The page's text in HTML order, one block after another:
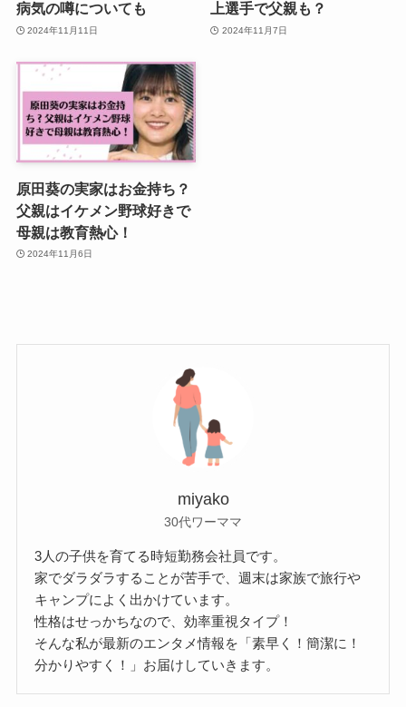
病気の噂についても
2024年11月11日
上選手で父親も？
2024年11月7日
原田葵の実家はお金持ち？
父親はイケメン野球好きで
母親は教育熱心！
2024年11月6日
miyako
30代ワーママ
3人の子供を育てる時短勤務会社員です。
家でダラダラすることが苦手で、週末は家族で旅行や
キャンプによく出かけています。
性格はせっかちなので、効率重視タイプ！
そんな私が最新のエンタメ情報を「素早く！簡潔に！
分かりやすく！」お届けしていきます。